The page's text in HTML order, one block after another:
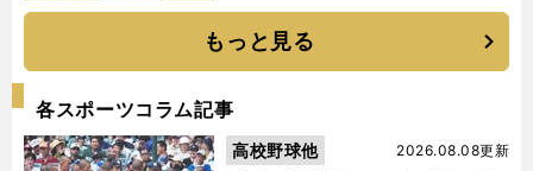
もっと見る
各スポーツコラム記事
2026.08.08更新
高校野球他